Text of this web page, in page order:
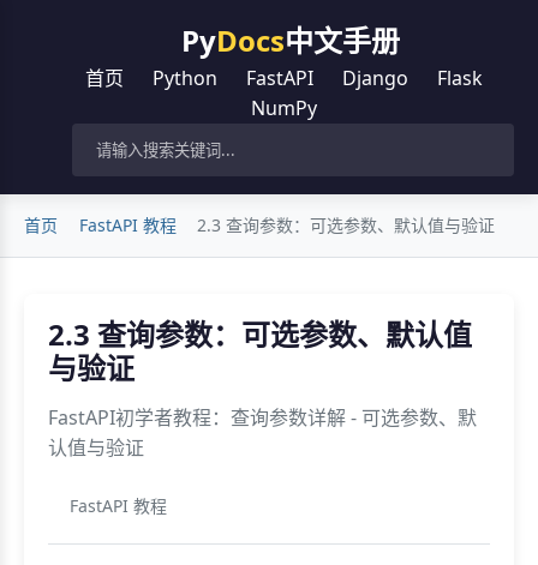
PyDocs中文手册
首页 Python FastAPI Django
Flask
NumPy
首页 FastAPI 教程 2.3 查询参数：可选参数、默认值与验证
2.3 查询参数：可选参数、默认值
与验证
FastAPI初学者教程：查询参数详解 - 可选参数、默
认值与验证
FastAPI 教程